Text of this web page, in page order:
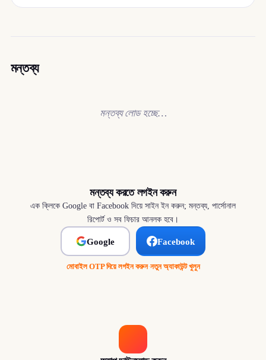
মন্তব্য
মন্তব্য লোড হচ্ছে…
মন্তব্য করতে লগইন করুন
এক ক্লিকে Google বা Facebook দিয়ে সাইন ইন করুন; মন্তব্য, পার্সোনাল
রিপোর্ট ও সব ফিচার আনলক হবে।
Google Facebook
মোবাইল OTP দিয়ে লগইন করুন·নতুন অ্যাকাউন্ট খুলুন